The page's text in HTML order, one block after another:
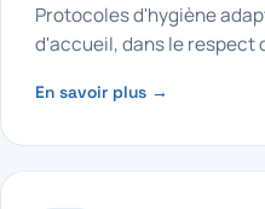
Protocoles d'hygiène
d'accueil, dans le respect
En savoir plus →